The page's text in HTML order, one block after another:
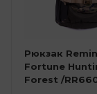
Рюкзак
Fortune
Forest /